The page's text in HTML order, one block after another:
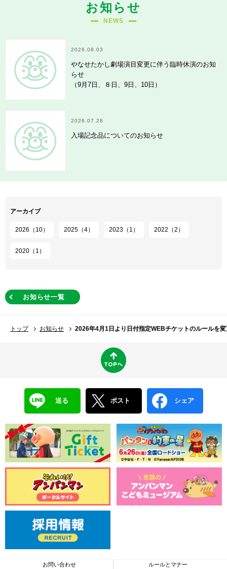
お知らせ
NEWS
2026.08.03
やなせたかし劇場演目変更に伴う臨時休演のお知
らせ
（9月7日、８日、9日、10日）
2026.07.28
入場記念品についてのお知らせ
アーカイブ
2026（10） 2025（4） 2023（1） 2022（2）
2020（1）
お知らせ一覧
トップ お知らせ 2026年4月1日より日付指定WEBチケットのルールを
送る ポスト シェア
お問い合わせ ルールとマナー